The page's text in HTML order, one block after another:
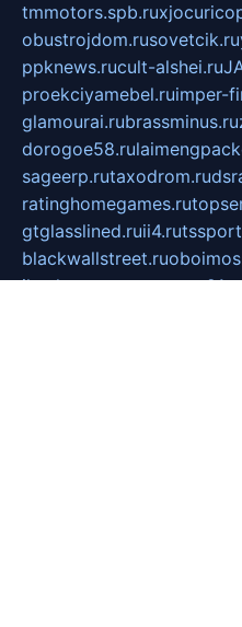
tmmotors.spb.ru
obustrojdom.rusovetcik.ru
ppknews.rucult-alshei.ru
proekciyamebel.ruimper-
glamourai.rubrassminus.ru
dorogoe58.ru
sageerp.rutaxodrom.ru
ratinghomegames.ru
gtglasslined.ruii4.ru
blackwallstreet.ru
ikuch.runycr.org.ru